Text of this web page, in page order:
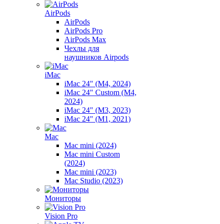
AirPods
AirPods
AirPods Pro
AirPods Max
Чехлы для
наушников Airpods
iMac
iMac 24" (M4, 2024)
iMac 24" Custom (M4,
2024)
iMac 24" (M3, 2023)
iMac 24" (M1, 2021)
Mac
Mac mini (2024)
Mac mini Custom
(2024)
Mac mini (2023)
Mac Studio (2023)
Мониторы
Vision Pro